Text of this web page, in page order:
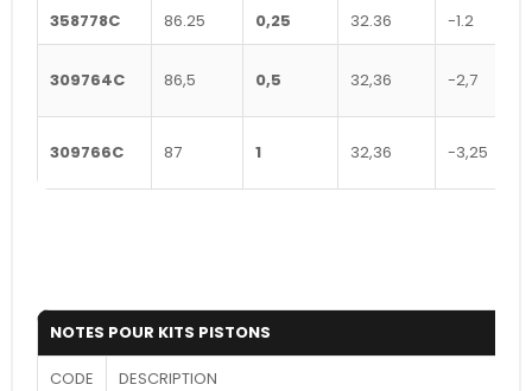
358778C 86.25 0,25 32.36 -1.2
309764C 86,5 0,5 32,36 -2,7
309766C 87 1 32,36 -3,25
NOTES POUR KITS PISTONS
CODE DESCRIPTION